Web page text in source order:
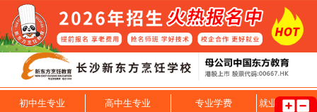
初中生专业 高中生专业 专业学费 就业技能专业